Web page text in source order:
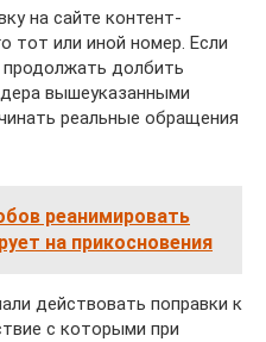
на сайте контент-
тот или иной номер. Если
продолжать долбить
вышеуказанными
реальные обращения
реанимировать
на прикосновения
действовать поправки к
с которыми при